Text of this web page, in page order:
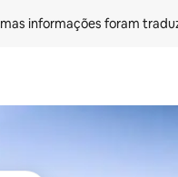
informações foram